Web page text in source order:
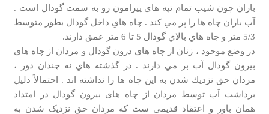
باران چون شيب تمام تپه هاي پيرامون رو به سمت گودال است .
آب باران چاه ها را پر مي كند . چاه هاي داخل گودال بطور متوسط
5/3 متر و چاه هاي بالاي گودال 5 تا 6 متر عمق دارند.
در وضع موجود ، زنان از چاه هاي درون گودال و مردان از چاه هاي
بيرون گودال آب بر مي دارند . در گذشته هاي نه چندان دور ،
مردان حق نزديك شدن به اين چاه ها را نداشته اند . احتمالاً دلیل
برداشت آب توسط مردان از چاه های بیرون گودال در امتداد
همان باور و اعتقاد قدیمی ست که مردان حق نزدیک شدن به